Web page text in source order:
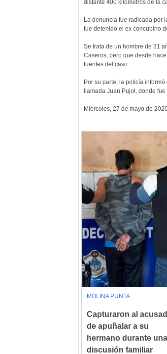
distante 400 kilómetros de la
La denuncia fue radicada por
fue detenido el ex concubino
Se trata de un hombre de 31
Caseros, pero que desde
fuentes del caso
Por su parte, la policía
llamada Juan Pujol, donde
Miércoles, 27 de mayo de
MOLINA PUNTA
Capturaron al
de apuñalar a su
hermano durante una
discusión familiar